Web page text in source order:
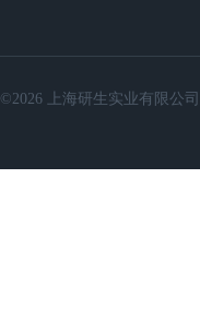
©2026 上海研生实业有限公